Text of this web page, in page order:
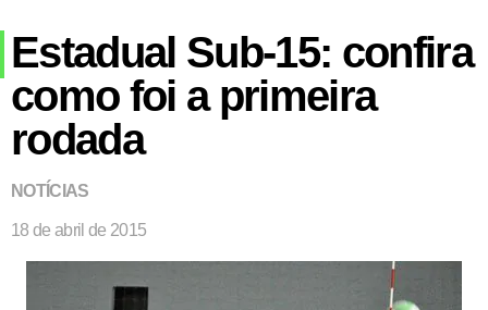
Estadual Sub-15: confira
como foi a primeira
rodada
NOTÍCIAS
18 de abril de 2015